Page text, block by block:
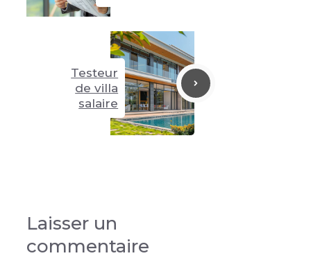
Testeur
de villa
salaire
Laisser un
commentaire